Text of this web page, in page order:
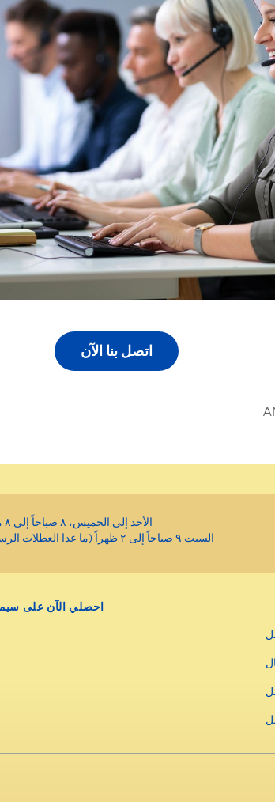
اتصل بنا الآن
الأحد إلى الخميس، ٨ صباحاً إلى ٨ مساءً
السبت ٩ صباحاً إلى ٢ ظهراً (ما عدا العطلات الرسمية)
احصلي الآن على